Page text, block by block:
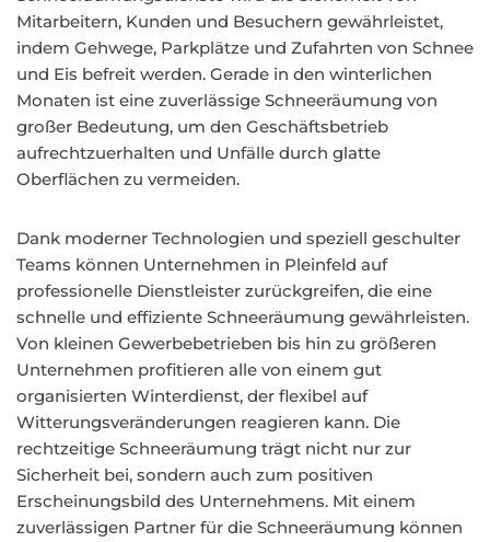
Mitarbeitern, Kunden und Besuchern gewährleistet,
indem Gehwege, Parkplätze und Zufahrten von Schnee
und Eis befreit werden. Gerade in den winterlichen
Monaten ist eine zuverlässige Schneeräumung von
großer Bedeutung, um den Geschäftsbetrieb
aufrechtzuerhalten und Unfälle durch glatte
Oberflächen zu vermeiden.
Dank moderner Technologien und speziell geschulter
Teams können Unternehmen in Pleinfeld auf
professionelle Dienstleister zurückgreifen, die eine
schnelle und effiziente Schneeräumung gewährleisten.
Von kleinen Gewerbebetrieben bis hin zu größeren
Unternehmen profitieren alle von einem gut
organisierten Winterdienst, der flexibel auf
Witterungsveränderungen reagieren kann. Die
rechtzeitige Schneeräumung trägt nicht nur zur
Sicherheit bei, sondern auch zum positiven
Erscheinungsbild des Unternehmens. Mit einem
zuverlässigen Partner für die Schneeräumung können